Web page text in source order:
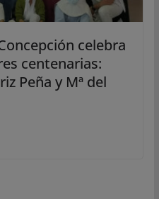
celebra
centenarias:
Peña y Mª del